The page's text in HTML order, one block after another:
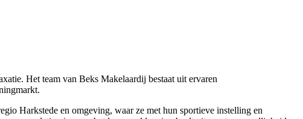
Het team van Beks Makelaardij bestaat uit ervaren
Harkstede en omgeving, waar ze met hun sportieve instelling en